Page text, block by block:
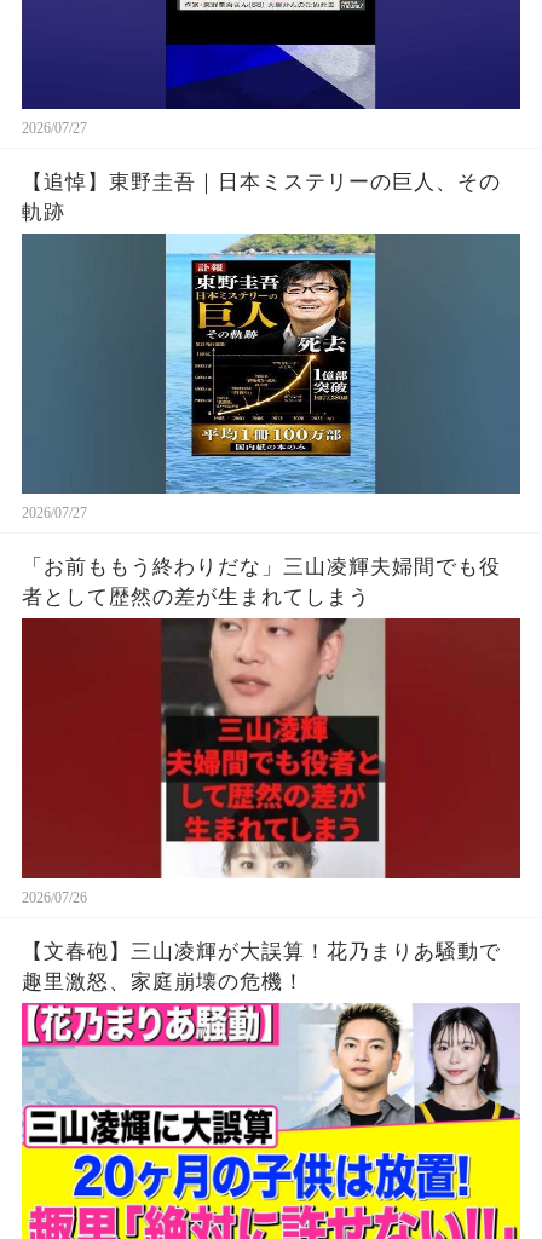
2026/07/27
【追悼】東野圭吾｜日本ミステリーの巨人、その
軌跡
2026/07/27
「お前ももう終わりだな」三山凌輝夫婦間でも役
者として歴然の差が生まれてしまう
2026/07/26
【文春砲】三山凌輝が大誤算！花乃まりあ騒動で
趣里激怒、家庭崩壊の危機！